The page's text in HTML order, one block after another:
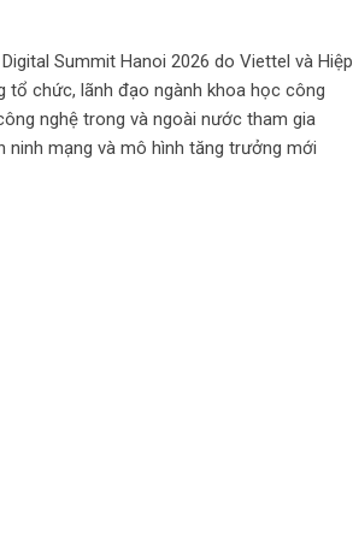
Summit Hanoi 2026 do Viettel và Hiệp
tổ chức, lãnh đạo ngành khoa học công
nghệ trong và ngoài nước tham gia
ninh mạng và mô hình tăng trưởng mới